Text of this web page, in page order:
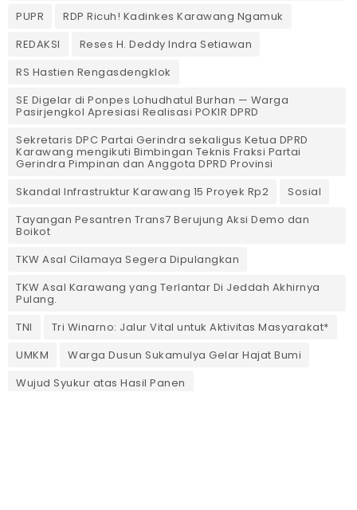
PUPR
RDP Ricuh! Kadinkes Karawang Ngamuk
REDAKSI
Reses H. Deddy Indra Setiawan
RS Hastien Rengasdengklok
SE Digelar di Ponpes Lohudhatul Burhan — Warga
Pasirjengkol Apresiasi Realisasi POKIR DPRD
Sekretaris DPC Partai Gerindra sekaligus Ketua DPRD
Karawang mengikuti Bimbingan Teknis Fraksi Partai
Gerindra Pimpinan dan Anggota DPRD Provinsi
Skandal Infrastruktur Karawang 15 Proyek Rp2
Sosial
Tayangan Pesantren Trans7 Berujung Aksi Demo dan
Boikot
TKW Asal Cilamaya Segera Dipulangkan
TKW Asal Karawang yang Terlantar Di Jeddah Akhirnya
Pulang.
TNI
Tri Winarno: Jalur Vital untuk Aktivitas Masyarakat*
UMKM
Warga Dusun Sukamulya Gelar Hajat Bumi
Wujud Syukur atas Hasil Panen